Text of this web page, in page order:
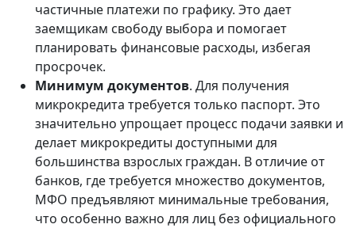
частичные платежи по графику. Это дает
заемщикам свободу выбора и помогает
планировать финансовые расходы, избегая
просрочек.
Минимум документов. Для получения
микрокредита требуется только паспорт. Это
значительно упрощает процесс подачи заявки и
делает микрокредиты доступными для
большинства взрослых граждан. В отличие от
банков, где требуется множество документов,
МФО предъявляют минимальные требования,
что особенно важно для лиц без официального